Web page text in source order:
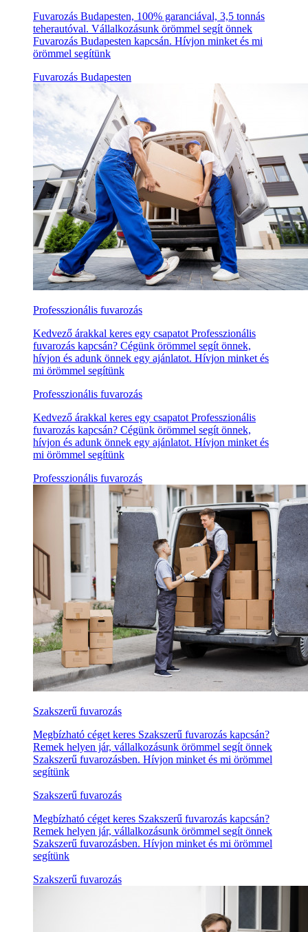
Fuvarozás Budapesten, 100% garanciával, 3,5 tonnás
teherautóval. Vállalkozásunk örömmel segít önnek
Fuvarozás Budapesten kapcsán. Hívjon minket és mi
örömmel segítünk
Fuvarozás Budapesten
Professzionális fuvarozás
Kedvező árakkal keres egy csapatot Professzionális
fuvarozás kapcsán? Cégünk örömmel segít önnek,
hívjon és adunk önnek egy ajánlatot. Hívjon minket és
mi örömmel segítünk
Professzionális fuvarozás
Kedvező árakkal keres egy csapatot Professzionális
fuvarozás kapcsán? Cégünk örömmel segít önnek,
hívjon és adunk önnek egy ajánlatot. Hívjon minket és
mi örömmel segítünk
Professzionális fuvarozás
Szakszerű fuvarozás
Megbízható céget keres Szakszerű fuvarozás kapcsán?
Remek helyen jár, vállalkozásunk örömmel segít önnek
Szakszerű fuvarozásben. Hívjon minket és mi örömmel
segítünk
Szakszerű fuvarozás
Megbízható céget keres Szakszerű fuvarozás kapcsán?
Remek helyen jár, vállalkozásunk örömmel segít önnek
Szakszerű fuvarozásben. Hívjon minket és mi örömmel
segítünk
Szakszerű fuvarozás